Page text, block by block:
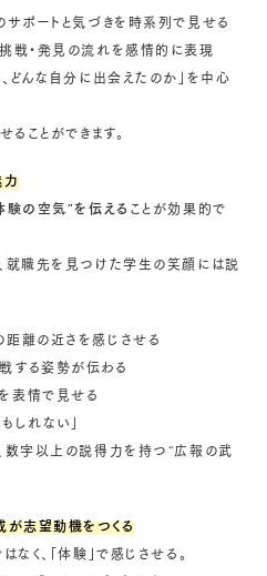
サポートと気づきを時系列で見せる
挑戦・発見の流れを感情的に表現
どんな自分に出会えたのか」を中心
ことができます。
力
験の空気”を伝える ことが効果的で
就職先を見つけた学生の笑顔には説
距離の近さを感じさせる
する姿勢が伝わる
表情で見せる
しれない」
数字以上の説得力を持つ“広報の武
が志望動機をつくる
なく、「体験」で感じさせる。